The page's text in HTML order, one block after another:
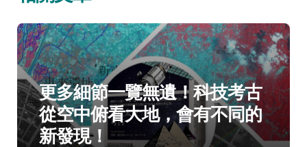
分
類：
考古 科普文摘精選
更多細節一覽無遺！科技考古
從空中俯看大地，會有不同的
新發現！